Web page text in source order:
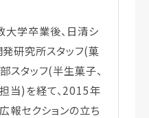
大学卒業後、日清シ
研究所スタッフ(菓
スタッフ(半生菓子、
担当)を経て、2015年
報セクションの立ち